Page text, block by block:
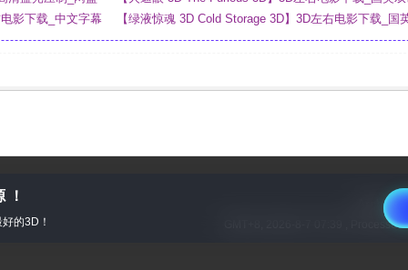
影下载_中文字幕
【绿液惊魂 3D Cold Storage 3D】3D左右电影下载_国
！
的3D！
Archiver
, Processed